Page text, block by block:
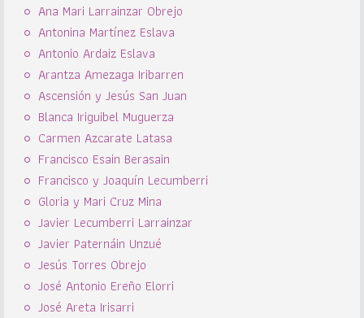
Ana Mari Larrainzar Obrejo
Antonina Martínez Eslava
Antonio Ardaiz Eslava
Arantza Amezaga Iribarren
Ascensión y Jesús San Juan
Blanca Iriguibel Muguerza
Carmen Azcarate Latasa
Francisco Esain Berasain
Francisco y Joaquín Lecumberri
Gloria y Mari Cruz Mina
Javier Lecumberri Larrainzar
Javier Paternáin Unzué
Jesús Torres Obrejo
José Antonio Ereño Elorri
José Areta Irisarri